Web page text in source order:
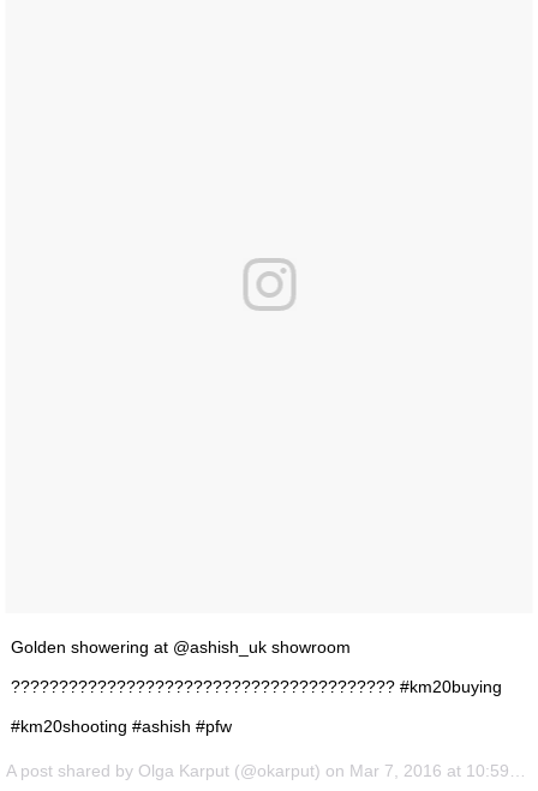
Golden showering at @ashish_uk showroom
???????????????????????????????????????? #km20buying
#km20shooting #ashish #pfw
A post shared by Olga Karput (@okarput) on Mar 7, 2016 at 10:59am PST